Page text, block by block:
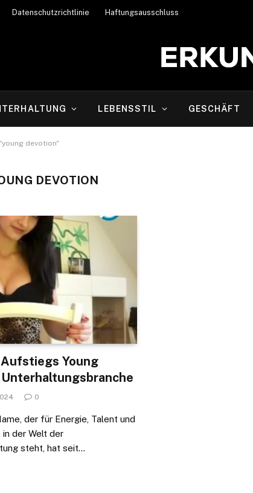
Datenschutzrichtlinie Haftungsausschluss
LEBENSSTIL GESCHÄFT
devotion"
DEVOTION
Young
0
der für Energie, Talent und
der Welt der
steht, hat seit…